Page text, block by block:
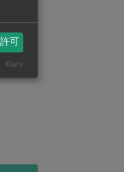
【在タイ企業・製造業】
可
Klaro